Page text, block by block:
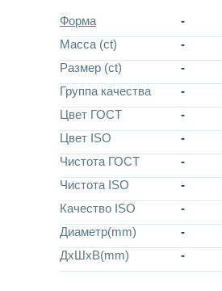
Форма
-
Масса (ct)
-
Размер (ct)
-
Группа качества
-
Цвет ГОСТ
-
Цвет ISO
-
Чистота ГОСТ
-
Чистота ISO
-
Качество ISO
-
Диаметр(mm)
-
ДхШхВ(mm)
-